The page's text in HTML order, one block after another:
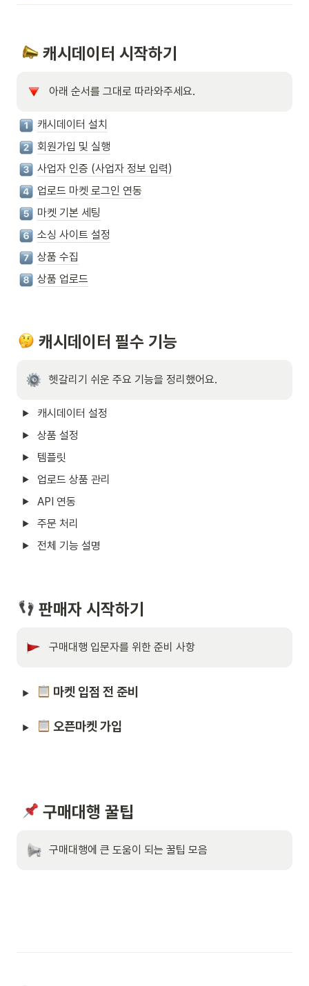
캐시데이터 시작하기
아래 순서를 그대로 따라와주세요.
캐시데이터 설치
회원가입 및 실행
사업자 인증 (사업자 정보 입력)
업로드 마켓 로그인 연동
마켓 기본 세팅
소싱 사이트 설정
상품 수집
상품 업로드
캐시데이터 필수 기능
헷갈리기 쉬운 주요 기능을 정리했어요.
캐시데이터 설정
상품 설정
템플릿
업로드 상품 관리
API 연동
주문 처리
전체 기능 설명
판매자 시작하기
구매대행 입문자를 위한 준비 사항
마켓 입점 전 준비
오픈마켓 가입
구매대행 꿀팁
구매대행에 큰 도움이 되는 꿀팁 모음